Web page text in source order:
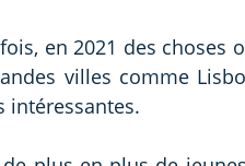
en 2021 des choses
villes comme
intéressantes.